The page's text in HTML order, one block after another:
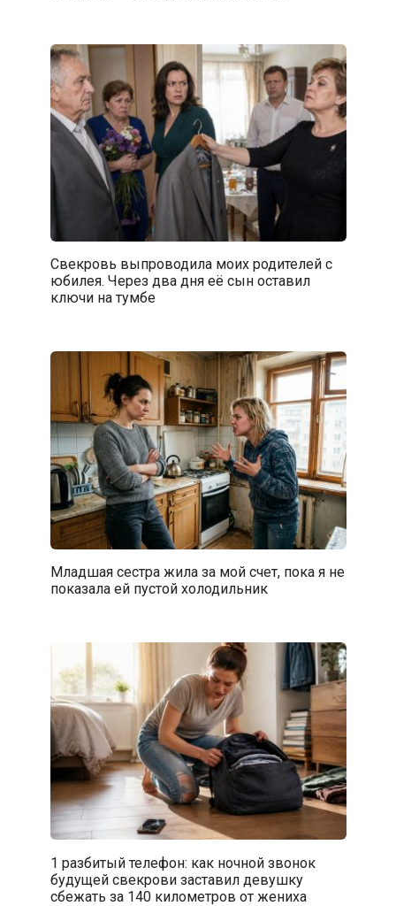
Свекровь выпроводила моих родителей с
юбилея. Через два дня её сын оставил
ключи на тумбе
Младшая сестра жила за мой счет, пока я не
показала ей пустой холодильник
1 разбитый телефон: как ночной звонок
будущей свекрови заставил девушку
сбежать за 140 километров от жениха